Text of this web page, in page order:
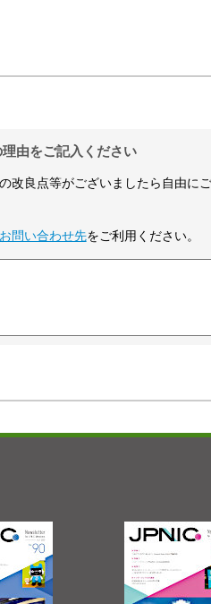
由をご記入ください
改良点等がございましたら自由に
お問い合わせ先をご利用ください。